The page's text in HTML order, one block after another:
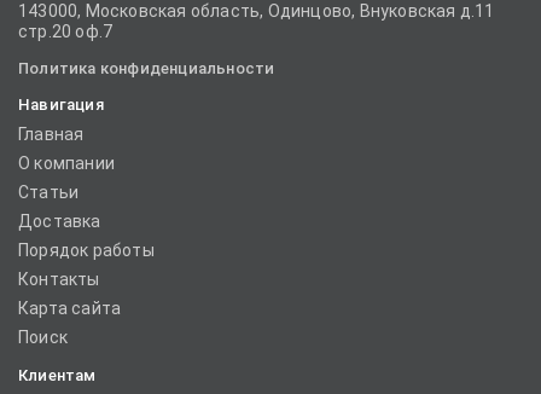
143000, Московская область, Одинцово, Внуковская д.11
стр.20 оф.7
Политика конфиденциальности
Навигация
Главная
О компании
Статьи
Доставка
Порядок работы
Контакты
Карта сайта
Поиск
Клиентам